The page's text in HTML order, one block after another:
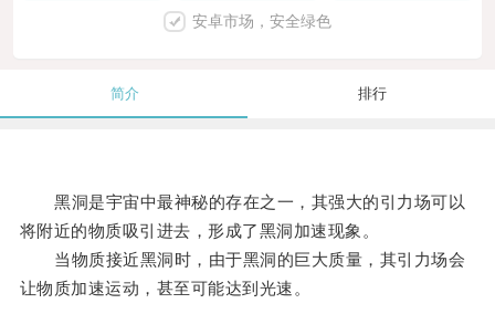
安卓市场，安全绿色
简介 排行
黑洞是宇宙中最神秘的存在之一，其强大的引力场可以
将附近的物质吸引进去，形成了黑洞加速现象。
当物质接近黑洞时，由于黑洞的巨大质量，其引力场会
让物质加速运动，甚至可能达到光速。